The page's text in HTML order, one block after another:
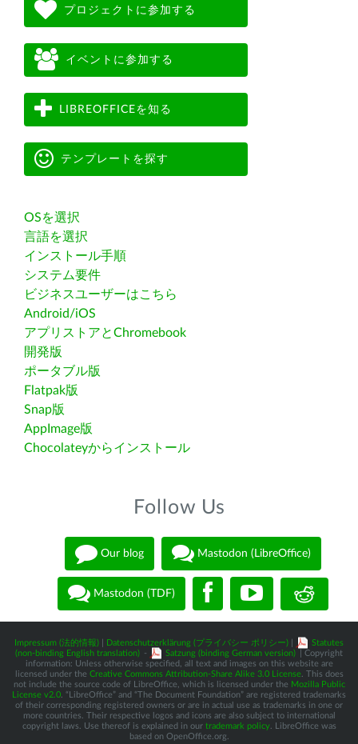
プロジェクトに参加する
イベントに参加する
LIBREOFFICEを知る
テンプレートを探す
OSを選択
言語を選択
インストール手順
システム要件
ビジネスユーザーはこちら
Android/iOS
アプリストアとChromebook
開発版
ポータブル版
Flatpak版
Snap版
AppImage版
Chocolateyからインストール
Follow Us
Our blog Mastodon (LibreOffice)
Mastodon (TDF)
Impressum (法的情報) Datenschutzerklärung (プライバシー ポリシー)
Statutes
(non-binding English translation) - Satzung (binding German version)
| Copyright
information: Unless otherwise specified, all text and images on this website are
licensed under the Creative Commons Attribution-Share Alike 3.0 License. This does
not include the source code of LibreOffice, which is licensed under the Mozilla Public
License v2.0 . “LibreOffice” and “The Document Foundation” are registered trademarks
of their corresponding registered owners or are in actual use as trademarks in one or
more countries. Their respective logos and icons are also subject to international
copyright laws. Use thereof is explained in our trademark policy. LibreOffice was
based on OpenOffice.org.